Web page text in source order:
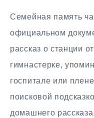
Семейная память
официальном
рассказ о станции
гимнастерке,
госпитале или
поисковой
домашнего